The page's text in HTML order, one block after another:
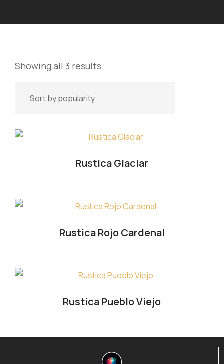
Showing all 3 results
Rustica Glaciar
Rustica Rojo Cardenal
Rustica Pueblo Viejo